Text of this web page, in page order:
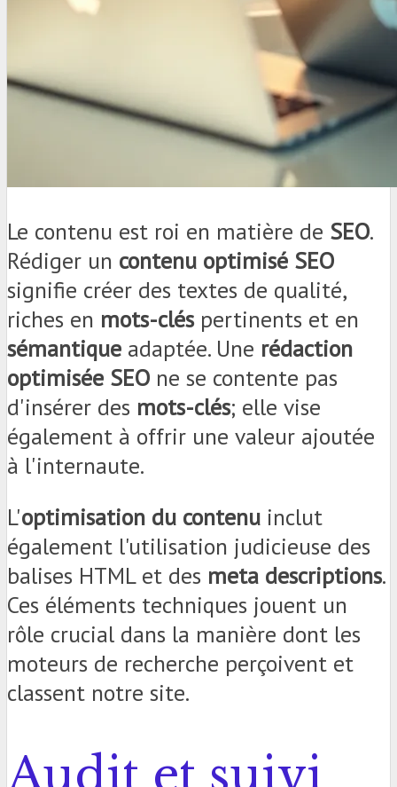
Le contenu est roi en matière de SEO.
Rédiger un contenu optimisé SEO
signifie créer des textes de qualité,
riches en mots-cléspertinents et en
sémantique adaptée. Une rédaction
optimisée SEO ne se contente pas
d'insérer des mots-clés; elle vise
également à offrir une valeur ajoutée
à l'internaute.
L'optimisation du contenu inclut
également l'utilisation judicieuse des
balises HTML et des meta descriptions.
Ces éléments techniques jouent un
rôle crucial dans la manière dont les
moteurs de recherche perçoivent et
classent notre site.
Audit et suivi